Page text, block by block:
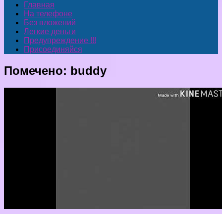
Главная
На телефоне
Без вложений
Легкие деньги
Предупреждение !!!
Присоединяйся
Помечено: buddy